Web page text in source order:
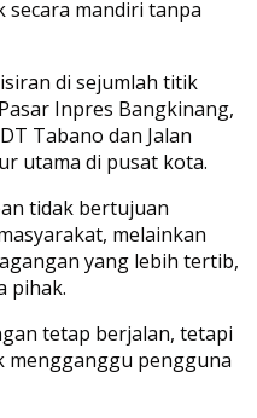
secara mandiri tanpa
di sejumlah titik
Inpres Bangkinang,
Tabano dan Jalan
utama di pusat kota.
tidak bertujuan
melainkan
yang lebih tertib,
pihak.
tetap berjalan, tetapi
mengganggu pengguna